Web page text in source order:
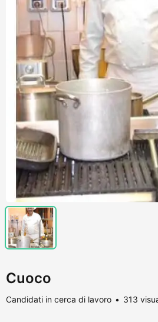
Cuoco
Candidati in cerca di lavoro 313